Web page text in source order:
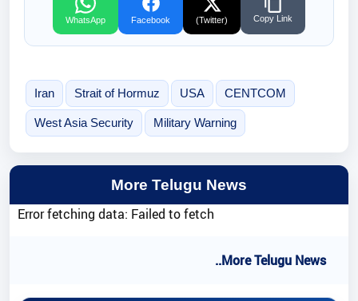
WhatsApp Facebook (Twitter) Copy Link
Iran Strait of Hormuz USA CENTCOM
West Asia Security Military Warning
More Telugu News
Error fetching data: Failed to fetch
..More Telugu News